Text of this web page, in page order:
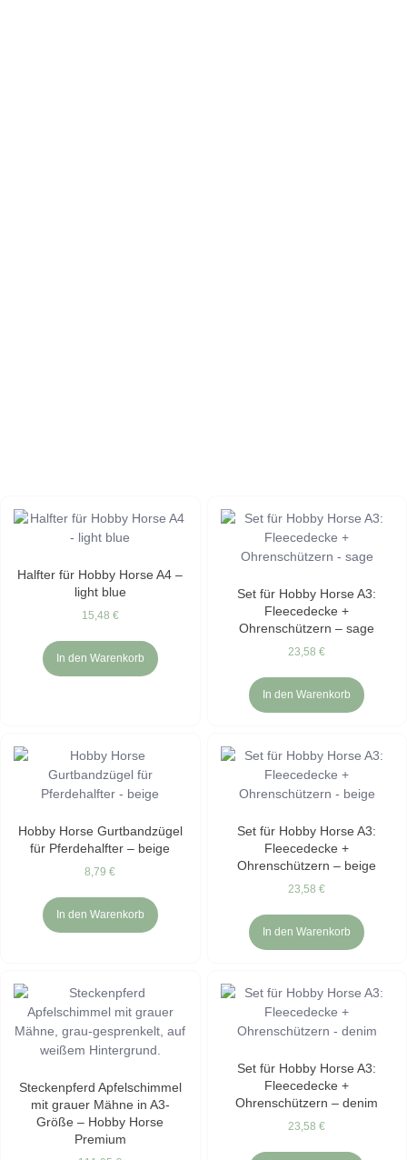
Halfter für Hobby Horse A4 –
light blue
15,48 €
In den Warenkorb
Set für Hobby Horse A3:
Fleecedecke +
Ohrenschützern – sage
23,58€
In den Warenkorb
Hobby Horse Gurtbandzügel
für Pferdehalfter – beige
8,79€
In den Warenkorb
Set für Hobby Horse A3:
Fleecedecke +
Ohrenschützern – beige
23,58€
In den Warenkorb
Steckenpferd Apfelschimmel
mit grauer Mähne in A3-
Größe – Hobby Horse
Premium
Set für Hobby Horse A3:
Fleecedecke +
Ohrenschützern – denim
23,58€